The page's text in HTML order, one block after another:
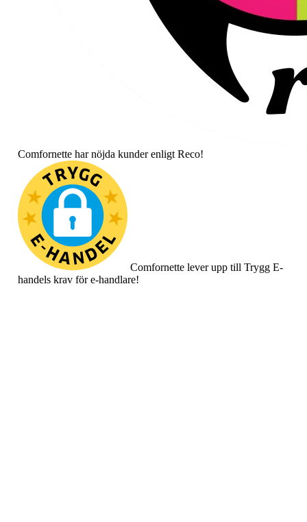
Comfornette har nöjda kunder enligt Reco!
Comfornette lever upp till Trygg E-
handels krav för e-handlare!